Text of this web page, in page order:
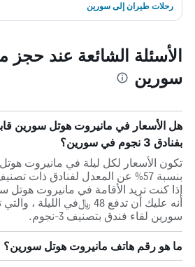
رحلات طيران إلى سورين
الأسئلة الشائعة عند حجز
سورين
هل الأسعار في مانيروت هوتل سورين
بفنادق 3 نجوم في سورين؟
تكون الأسعار لكل ليلة في مانيروت
إذا كنت تريد الأقامة في مانيروت
أنه عليك أن تدفع 48 ﷼في
سورين لقاء فندق بتصنيف 3-نجوم.
ما هو رقم هاتف مانيروت هوتل سورين؟